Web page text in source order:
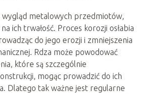
wygląd metalowych przedmiotów,
ich trwałość. Proces korozji osłabia
do jego erozji i zmniejszenia
Rdza może powodować
które są szczególnie
mogąc prowadzić do ich
Dlatego tak ważne jest regularne